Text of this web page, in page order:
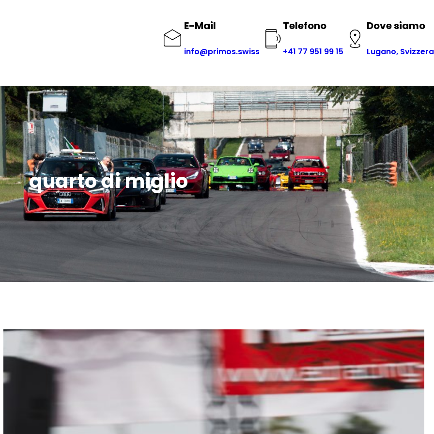
E-Mail
info@primos.swiss
Telefono
+41 77 951 99 15
Dove siamo
Lugano, Svizzera
quarto di miglio